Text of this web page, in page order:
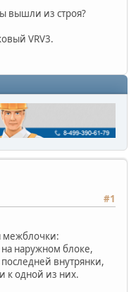
вышли из строя?
VRV3.
#1
межблочки:
наружном блоке,
внутрянки,
к одной из них.